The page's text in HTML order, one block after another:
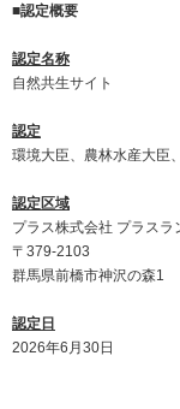
ニュースリリース
■認定概要
認定名称
自然共生サイト
認定
環境大臣、農林水産大臣
認定区域
プラス株式会社 プラスラ
〒379-2103
群馬県前橋市神沢の森1
認定日
2026年6月30日